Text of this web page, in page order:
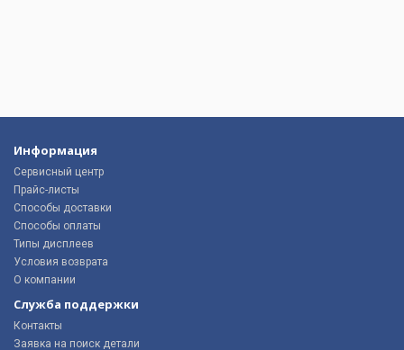
Информация
Сервисный центр
Прайс-листы
Способы доставки
Способы оплаты
Типы дисплеев
Условия возврата
О компании
Служба поддержки
Контакты
Заявка на поиск детали